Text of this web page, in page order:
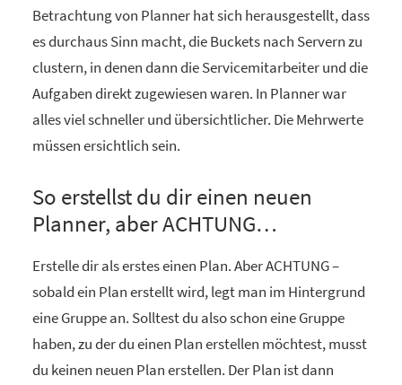
Betrachtung von Planner hat sich herausgestellt, dass
es durchaus Sinn macht, die Buckets nach Servern zu
clustern, in denen dann die Servicemitarbeiter und die
Aufgaben direkt zugewiesen waren. In Planner war
alles viel schneller und übersichtlicher. Die Mehrwerte
müssen ersichtlich sein.
So erstellst du dir einen neuen
Planner, aber ACHTUNG…
Erstelle dir als erstes einen Plan. Aber ACHTUNG –
sobald ein Plan erstellt wird, legt man im Hintergrund
eine Gruppe an. Solltest du also schon eine Gruppe
haben, zu der du einen Plan erstellen möchtest, musst
du keinen neuen Plan erstellen. Der Plan ist dann